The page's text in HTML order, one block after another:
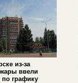
из-за
ввели
графику